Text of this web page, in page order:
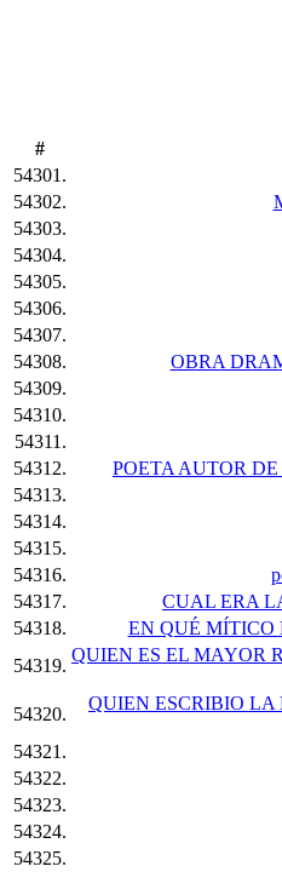
#
54301.
54302.
54303.
54304.
54305.
54306.
54307.
54308.
OBRA
54309.
54310.
54311.
54312.
POETA AUTOR
54313.
54314.
54315.
54316.
54317.
CUAL ERA
54318.
EN QUÉ MÍTICO
54319.
QUIEN ES EL MAYOR
54320.
QUIEN ESCRIBIO LA
54321.
54322.
54323.
54324.
54325.